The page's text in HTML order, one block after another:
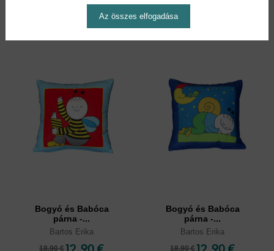
Bogyó és Babóca
párna -...
Bartos Erika
18,90 €
Bogyó és Babóca
párna -...
Bartos Erika
18,90 €
Az összes elfogadása